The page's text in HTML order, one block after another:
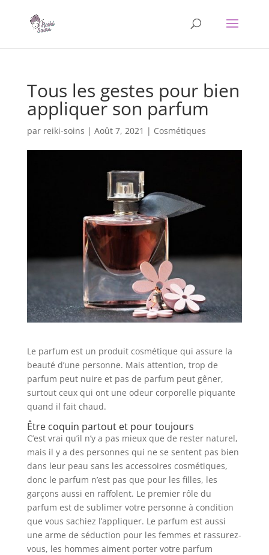
Tous les gestes pour bien
appliquer son parfum
par reiki-soins | Août 7, 2021 | Cosmétiques
Le parfum est un produit cosmétique qui assure la
beauté d’une personne. Mais attention, trop de
parfum peut nuire et pas de parfum peut gêner,
surtout ceux qui ont une odeur corporelle piquante
quand il fait chaud.
Être coquin partout et pour toujours
C’est vrai qu’il n’y a pas mieux que de rester naturel,
mais il y a des personnes qui ne se sentent pas bien
dans leur peau sans les accessoires cosmétiques,
donc le parfum n’est pas que pour les filles, les
garçons aussi en raffolent. Le premier rôle du
parfum est de sublimer votre personne à condition
que vous sachiez l’appliquer. Le parfum est aussi
une arme de séduction pour les femmes et rassurez-
vous, les hommes aiment porter votre parfum